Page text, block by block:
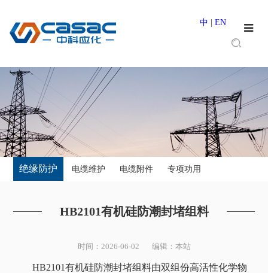
中 EN
绝缘防护 电缆维护 电缆附件 专项功用
HB2101有机硅防潮封堵组料
时间：2026-06-02 编辑：本站
HB2101有机硅防潮封堵组料由双组份高活性化学物